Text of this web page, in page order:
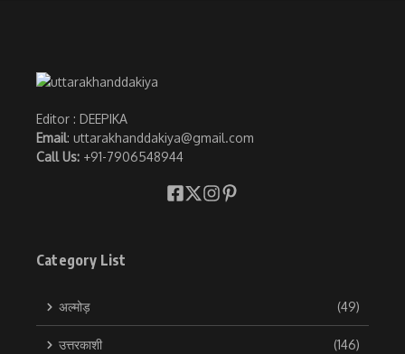
Editor : DEEPIKA
Email: uttarakhanddakiya@gmail.com
Call Us: +91-7906548944
Category List
अल्मोड़ (49)
उत्तरकाशी (146)